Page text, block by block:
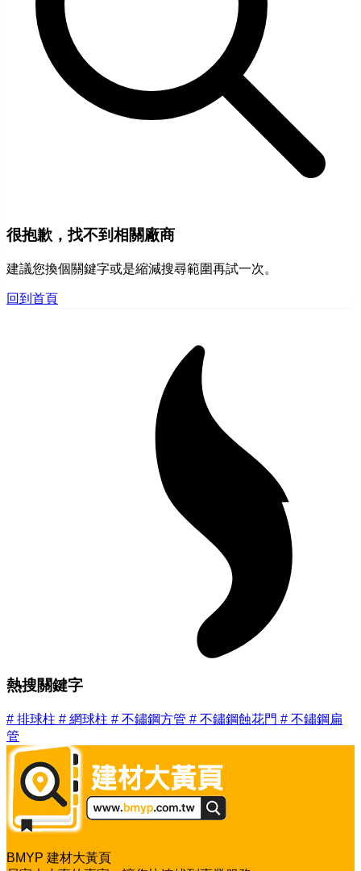
很抱歉，找不到相關廠商
建議您換個關鍵字或是縮減搜尋範圍再試一次。
回到首頁
熱搜關鍵字
# 排球柱 # 網球柱 # 不鏽鋼方管 # 不鏽鋼蝕花門 # 不鏽鋼扁
管
BMYP 建材大黃頁